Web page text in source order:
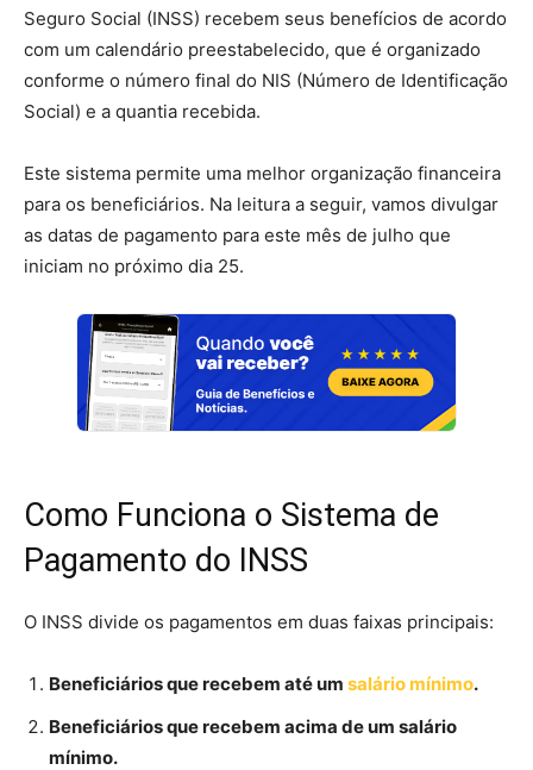
Seguro Social (INSS) recebem seus benefícios de acordo
com um calendário preestabelecido, que é organizado
conforme o número final do NIS (Número de Identificação
Social) e a quantia recebida.
Este sistema permite uma melhor organização financeira
para os beneficiários. Na leitura a seguir, vamos divulgar
as datas de pagamento para este mês de julho que
iniciam no próximo dia 25.
Como Funciona o Sistema de
Pagamento do INSS
O INSS divide os pagamentos em duas faixas principais:
Beneficiários que recebem até um salário mínimo.
Beneficiários que recebem acima de um salário
mínimo.